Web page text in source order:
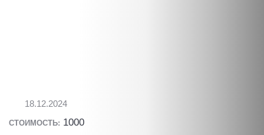
18.12.2024
СТОИМОСТЬ: 1000